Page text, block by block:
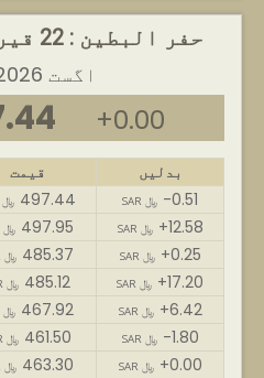
حفر البطین : 22 قیراط سونے کا نرخ
08 اگست 2026
+0.00
قیمت
بدلیں
SAR ﷼ 497.44 SAR ﷼ -0.51
SAR ﷼ 497.95 SAR ﷼ +12.58
SAR ﷼ 485.37 SAR ﷼ +0.25
SAR ﷼ 485.12 SAR ﷼ +17.20
SAR ﷼ 467.92 SAR ﷼ +6.42
SAR ﷼ 461.50 SAR ﷼ -1.80
SAR ﷼ 463.30 SAR ﷼ +0.00